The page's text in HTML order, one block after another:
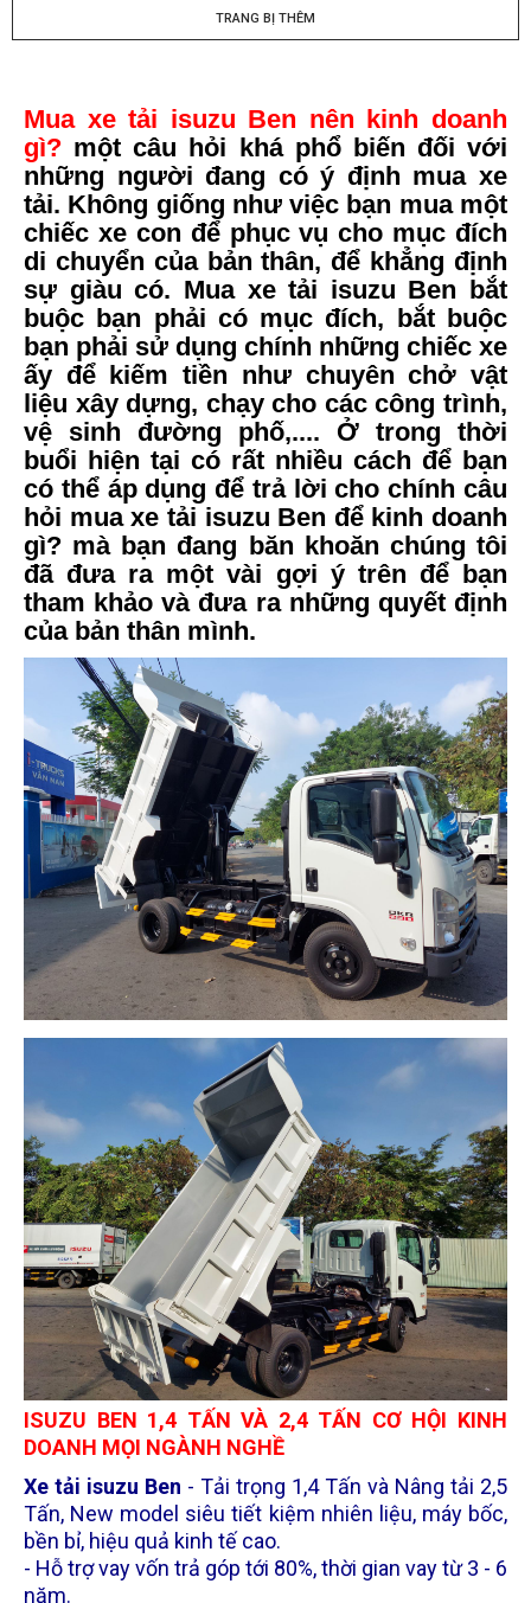
TRANG BỊ THÊM
Mua xe tải isuzu Ben nên kinh doanh
gì? một câu hỏi khá phổ biến đối với
những người đang có ý định mua xe
tải. Không giống như việc bạn mua một
chiếc xe con để phục vụ cho mục đích
di chuyển của bản thân, để khẳng định
sự giàu có. Mua xe tải isuzu Ben bắt
buộc bạn phải có mục đích, bắt buộc
bạn phải sử dụng chính những chiếc xe
ấy để kiếm tiền như chuyên chở vật
liệu xây dựng, chạy cho các công trình,
vệ sinh đường phố,.... Ở trong thời
buổi hiện tại có rất nhiều cách để bạn
có thể áp dụng để trả lời cho chính câu
hỏi mua xe tải isuzu Ben để kinh doanh
gì? mà bạn đang băn khoăn chúng tôi
đã đưa ra một vài gợi ý trên để bạn
tham khảo và đưa ra những quyết định
của bản thân mình.
ISUZU BEN 1,4 TẤN VÀ 2,4 TẤN CƠ HỘI KINH
DOANH MỌI NGÀNH NGHỀ
Xe tải isuzu Ben - Tải trọng 1,4 Tấn và Nâng tải 2,5
Tấn, New model siêu tiết kiệm nhiên liệu, máy bốc,
bền bỉ, hiệu quả kinh tế cao.
- Hỗ trợ vay vốn trả góp tới 80%, thời gian vay từ 3 - 6
năm.